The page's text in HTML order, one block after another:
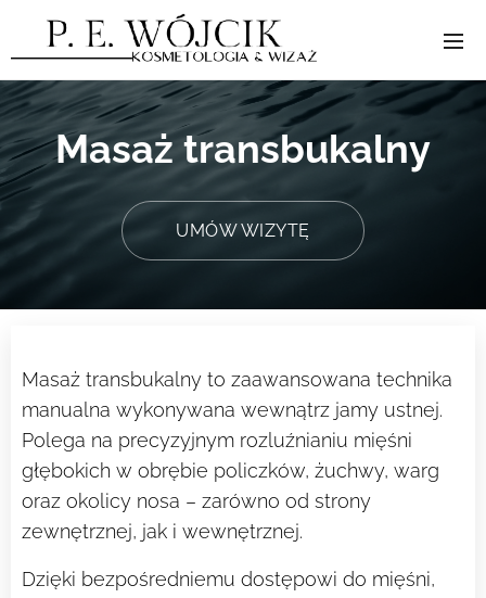
Masaż transbukalny
UMÓW WIZYTĘ
Masaż transbukalny to zaawansowana technika
manualna wykonywana wewnątrz jamy ustnej.
Polega na precyzyjnym rozluźnianiu mięśni
głębokich w obrębie policzków, żuchwy, warg
oraz okolicy nosa – zarówno od strony
zewnętrznej, jak i wewnętrznej.
Dzięki bezpośredniemu dostępowi do mięśni,